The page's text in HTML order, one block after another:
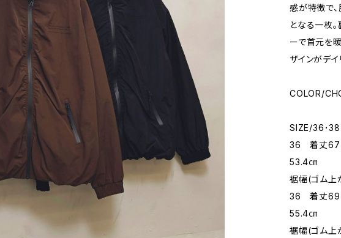
感が特徴で
となる一枚
ーで首元を
ザインがデ
COLOR/
SIZE/36･38
36 着丈67
53.4㎝
裾幅(ゴム
36 着丈69
55.4㎝
裾幅(ゴム